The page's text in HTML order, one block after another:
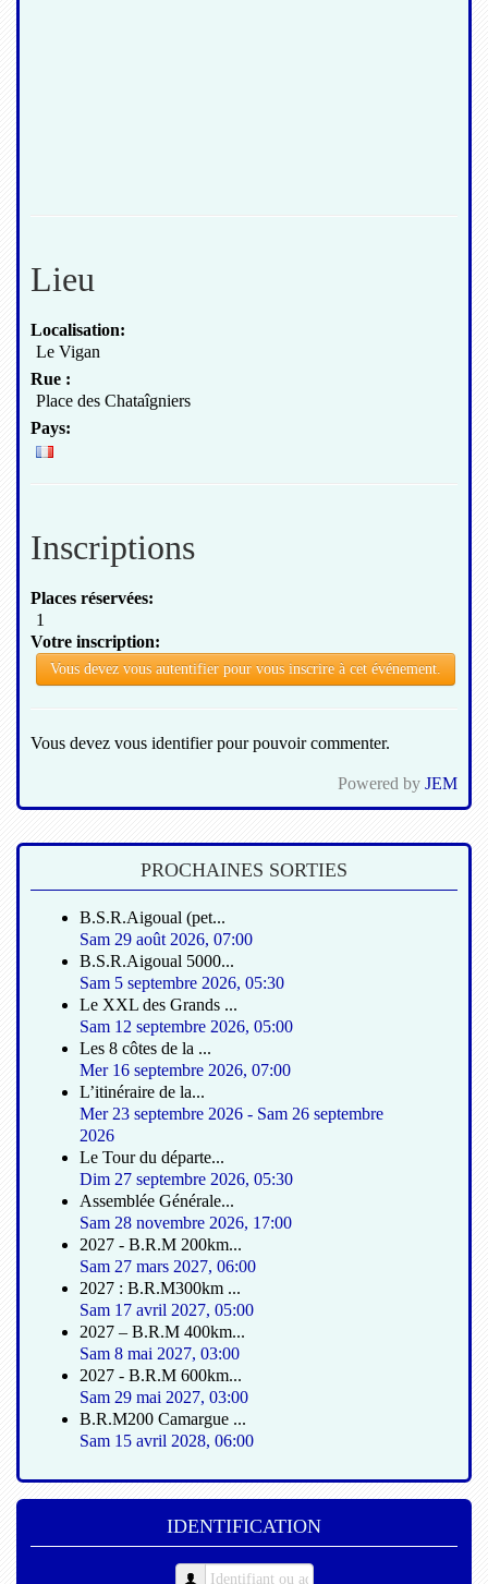
Lieu
Localisation:
Le Vigan
Rue :
Place des Chataîgniers
Pays:
Inscriptions
Places réservées:
1
Votre inscription:
Vous devez vous identifier pour pouvoir commenter.
Powered by JEM
PROCHAINES SORTIES
B.S.R.Aigoual (pet...
Sam 29 août 2026, 07:00
B.S.R.Aigoual 5000...
Sam 5 septembre 2026, 05:30
Le XXL des Grands ...
Sam 12 septembre 2026, 05:00
Les 8 côtes de la ...
Mer 16 septembre 2026, 07:00
L’itinéraire de la...
Mer 23 septembre 2026 - Sam 26 septembre
2026
Le Tour du départe...
Dim 27 septembre 2026, 05:30
Assemblée Générale...
Sam 28 novembre 2026, 17:00
2027 - B.R.M 200km...
Sam 27 mars 2027, 06:00
2027 : B.R.M300km ...
Sam 17 avril 2027, 05:00
2027 – B.R.M 400km...
Sam 8 mai 2027, 03:00
2027 - B.R.M 600km...
Sam 29 mai 2027, 03:00
B.R.M200 Camargue ...
Sam 15 avril 2028, 06:00
IDENTIFICATION